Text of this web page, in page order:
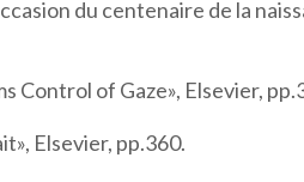
du centenaire de la
Control of Gaze», Elsevier,
Elsevier, pp.360.